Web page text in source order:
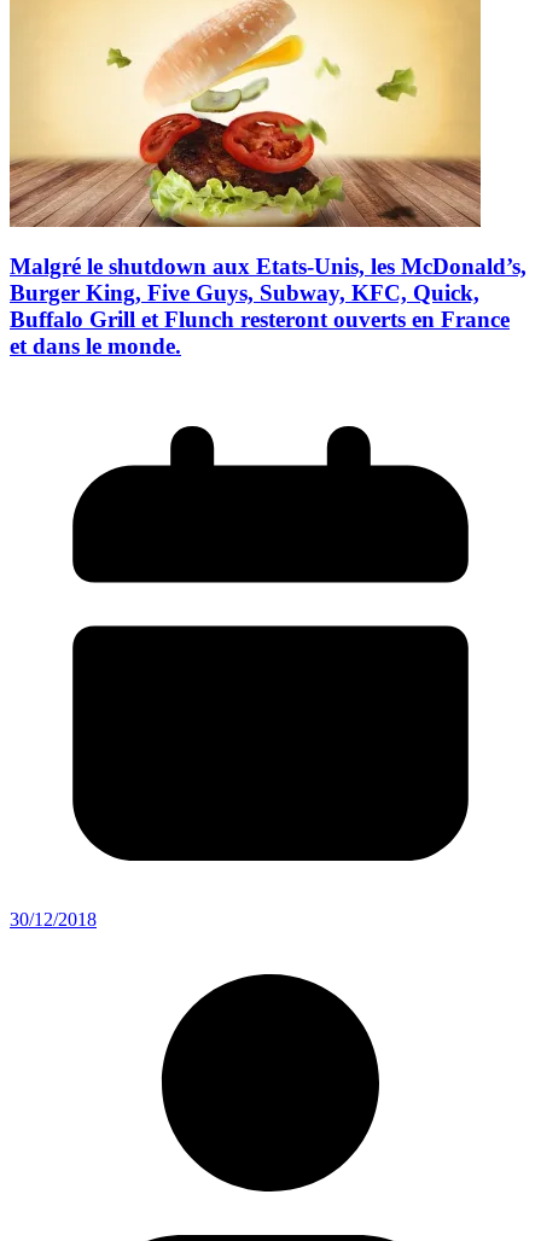
Malgré le shutdown aux Etats-Unis, les McDonald’s,
Burger King, Five Guys, Subway, KFC, Quick,
Buffalo Grill et Flunch resteront ouverts en France
et dans le monde.
30/12/2018